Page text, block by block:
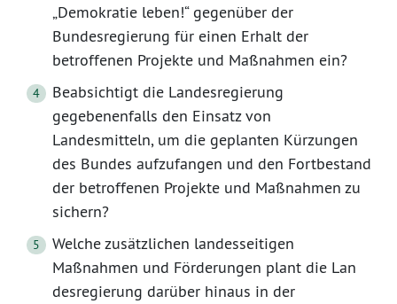
„Demokratie leben!“ gegenüber der
Bundesregierung für einen Erhalt der
betroffenen Projekte und Maßnahmen ein?
Beabsichtigt die Landesregierung
gegebenenfalls den Einsatz von
Landesmitteln, um die geplanten Kürzungen
des Bundes aufzufangen und den Fortbestand
der betroffenen Projekte und Maßnahmen zu
sichern?
Welche zusätzlichen landesseitigen
Maßnahmen und Förderungen plant die Lan
desregierung darüber hinaus in der